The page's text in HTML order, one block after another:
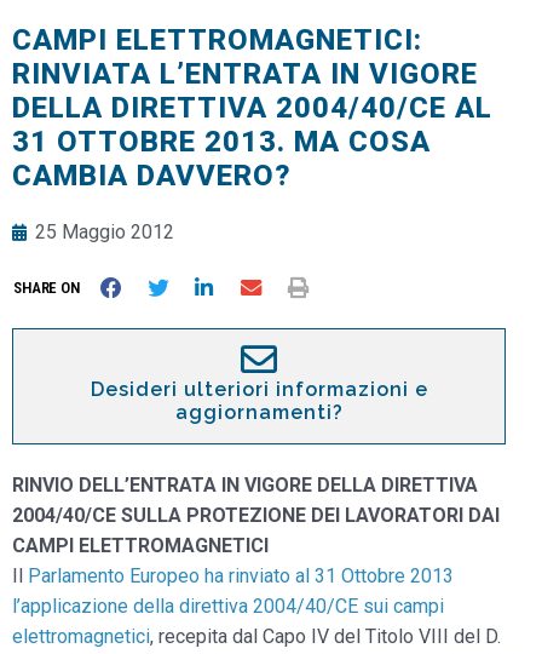
CAMPI ELETTROMAGNETICI:
RINVIATA L’ENTRATA IN VIGORE
DELLA DIRETTIVA 2004/40/CE AL
31 OTTOBRE 2013. MA COSA
CAMBIA DAVVERO?
25 Maggio 2012
SHARE ON
Desideri ulteriori informazioni e
aggiornamenti?
RINVIO DELL’ENTRATA IN VIGORE DELLA DIRETTIVA
2004/40/CE SULLA PROTEZIONE DEI LAVORATORI DAI
CAMPI ELETTROMAGNETICI
Il Parlamento Europeo ha rinviato al 31 Ottobre 2013
l’applicazione della direttiva 2004/40/CE sui campi
elettromagnetici, recepita dal Capo IV del Titolo VIII del D.